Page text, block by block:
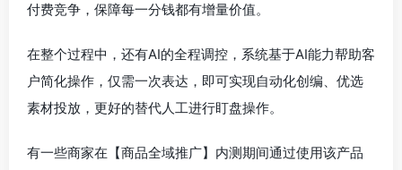
付费竞争，保障每一分钱都有增量价值。
在整个过程中，还有AI的全程调控，系统基于AI能力帮助客
户简化操作，仅需一次表达，即可实现自动化创编、优选
素材投放，更好的替代人工进行盯盘操作。
有一些商家在【商品全域推广】内测期间通过使用该产品